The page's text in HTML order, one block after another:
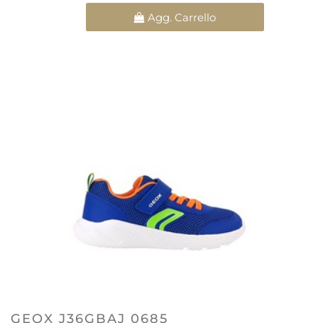
Agg. Carrello
GEOX J36GBAJ 0685